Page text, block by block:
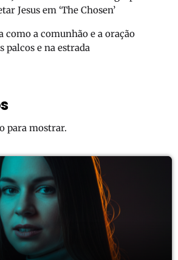
Jesus em ‘The Chosen’
como a comunhão e a oração
palcos e na estrada
para mostrar.